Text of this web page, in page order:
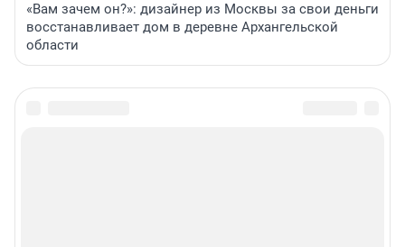
«Вам зачем он?»: дизайнер из Москвы за свои деньги
восстанавливает дом в деревне Архангельской
области